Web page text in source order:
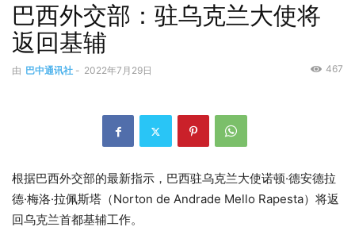
巴西外交部：驻乌克兰大使将
返回基辅
由 巴中通讯社 - 2022年7月29日 467
根据巴西外交部的最新指示，巴西驻乌克兰大使诺顿·德安德拉
德·梅洛·拉佩斯塔（Norton de Andrade Mello Rapesta）将返
回乌克兰首都基辅工作。